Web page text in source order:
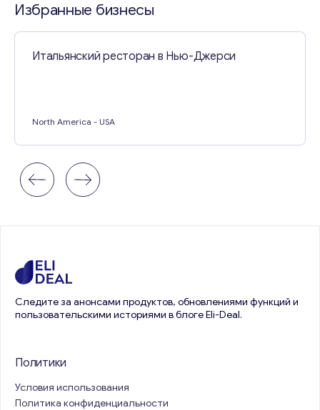
Избранные бизнесы
Итальянский ресторан в Нью-Джерси
North America - USA
Следите за анонсами продуктов, обновлениями функций и
пользовательскими историями в блоге Eli-Deal.
Политики
Условия использования
Политика конфиденциальности